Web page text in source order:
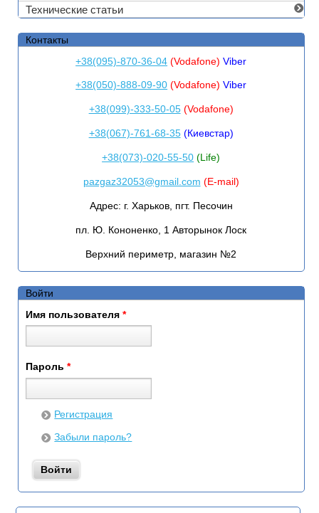
Технические статьи
Контакты
+38(095)-870-36-04 (Vodafone)Viber
+38(050)-888-09-90 (Vodafone)Viber
+38(099)-333-50-05(Vodafone)
+38(067)-761-68-35(Киевстар)
+38(073)-020-55-50 (Life)
pazgaz32053@gmail.com (E-mail)
Адрес: г. Харьков, пгт. Песочин
пл. Ю. Кононенко, 1 Авторынок Лоск
Верхний периметр, магазин №2
Войти
Имя пользователя *
Пароль *
Регистрация
Забыли пароль?